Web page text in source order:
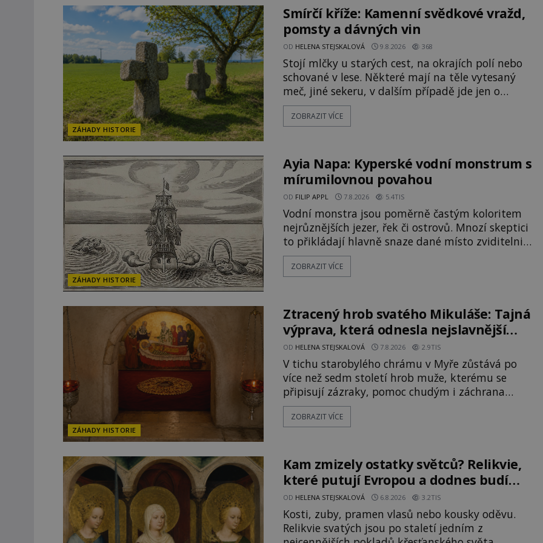
ZÁHADY HISTORIE
Smírčí kříže: Kamenní svědkové vražd,
pomsty a dávných vin
OD HELENA STEJSKALOVÁ 9.8.2026 368
Stojí mlčky u starých cest, na okrajích polí nebo
schované v lese. Některé mají na těle vytesaný
meč, jiné sekeru, v dalším případě jde jen o
prostý kříž. Na první pohled vypadají jako
zapomenuté náboženské památky. Jenže některé
kdy se vrah a rodina jeho oběti mohli dohodnout
na usmíření. Jenže po s
ZOBRAZIT VÍCE
ZÁHADY HISTORIE
Ayia Napa: Kyperské vodní monstrum s
mírumilovnou povahou
OD FILIP APPL 7.8.2026 5.4TIS
Vodní monstra jsou poměrně častým koloritem
nejrůznějších jezer, řek či ostrovů. Mnozí skeptici
to přikládají hlavně snaze dané místo zviditelnit
a přitáhnout k němu pozornost záhadám
nakloněných turistů. Je to také případ
pravdivý základ? V blízkosti Mysu Greco, jak se
přez
ZOBRAZIT VÍCE
ZÁHADY HISTORIE
Ztracený hrob svatého Mikuláše: Tajná
výprava, která odnesla nejslavnější
relikvii do Itálie
OD HELENA STEJSKALOVÁ 7.8.2026 2.9TIS
V tichu starobylého chrámu v Myře zůstává po
více než sedm století hrob muže, kterému se
připisují zázraky, pomoc chudým i záchrana
námořníků v bouřích. Pak ale přichází rok 1087 a
klidné místo se mění v dějiště podivné noční
moře do Bari. Je to zbožná záchrana před
nebezpečím, nebo promyšlená krádež,
ZOBRAZIT VÍCE
Kam zmizely ostatky světců? Relikvie,
které putují Evropou a dodnes budí
úžas
OD HELENA STEJSKALOVÁ 6.8.2026 3.2TIS
Kosti, zuby, pramen vlasů nebo kousky oděvu.
Relikvie svatých jsou po staletí jedním z